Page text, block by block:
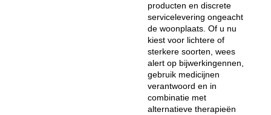
producten en discrete
servicelevering ongeacht
de woonplaats. Of u nu
kiest voor lichtere of
sterkere soorten, wees
alert op bijwerkingennen,
gebruik medicijnen
verantwoord en in
combinatie met
alternatieve therapieën